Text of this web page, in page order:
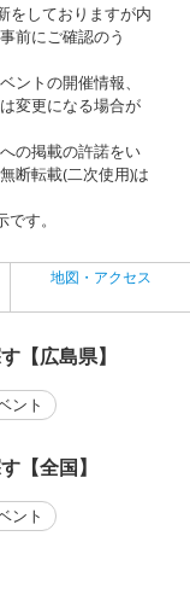
をしておりますが内
前にご確認のう
ントの開催情報、
変更になる場合が
の掲載の許諾をい
断転載(二次使用)は
す。
地図・アクセス
【広島県】
ント
【全国】
ント